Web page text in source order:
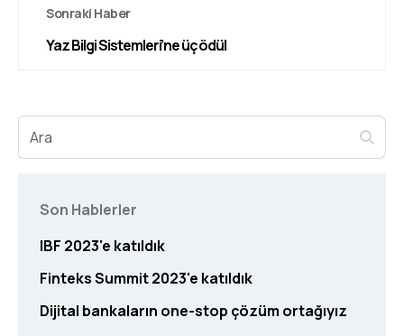
Sonraki Haber
Yaz Bilgi Sistemleri’ne üç ödül
Son Hablerler
IBF 2023'e katıldık
Finteks Summit 2023'e katıldık
Dijital bankaların one-stop çözüm ortağıyız